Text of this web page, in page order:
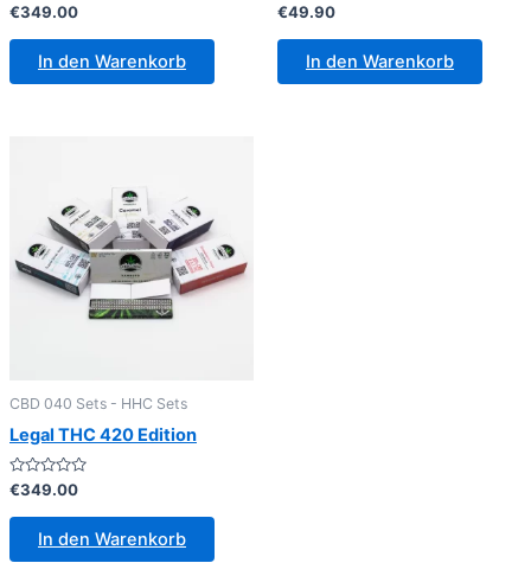
Bewertet
0
€349.00
In den Warenkorb
Bewertet
0
€49.90
In den Warenkorb
CBD 040 Sets - HHC Sets
Legal THC 420 Edition
Bewertet
mit
0
€349.00
In den Warenkorb